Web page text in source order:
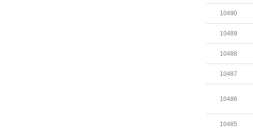
10490
10489
10488
10487
10486
10485